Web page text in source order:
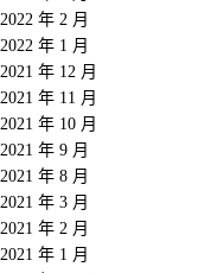
2022 年 2 月
2022 年 1 月
2021 年 12 月
2021 年 11 月
2021 年 10 月
2021 年 9 月
2021 年 8 月
2021 年 3 月
2021 年 2 月
2021 年 1 月